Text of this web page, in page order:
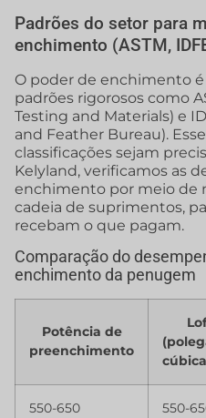
Padrões do setor para
enchimento (ASTM,
O poder de enchimento
padrões rigorosos como
Testing and Materials) e
and Feather Bureau).
classificações sejam
Kelyland, verificamos as
enchimento por meio de
cadeia de suprimentos,
recebam o que pagam.
Comparação do
enchimento da penugem
Potência de
preenchimento
550-650 550-